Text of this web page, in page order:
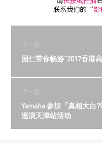
上一篇
国仁带你畅游“2017香港
下一篇
Yamaha 参加「真相大白
巡演天津站活动